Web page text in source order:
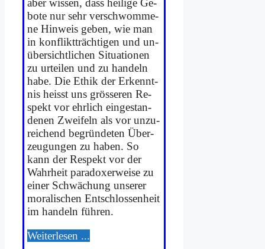
aber wis­sen, dass hei­li­ge Ge­
bo­te nur sehr ver­schwom­me­
ne Hin­weis ge­ben, wie man
in kon­flikt­träch­ti­gen und un­
über­sicht­li­chen Si­tua­tio­nen
zu ur­tei­len und zu han­deln
ha­be. Die Ethik der Er­kennt­
nis heisst uns grö­sse­ren Re­
spekt vor ehr­lich ein­ge­stan­
de­nen Zwei­feln als vor un­zu­
rei­chend be­grün­de­ten Über­
zeu­gun­gen zu ha­ben. So
kann der Re­spekt vor der
Wahr­heit pa­ra­do­xer­wei­se zu
ei­ner Schwä­chung un­se­rer
mo­ra­li­schen Ent­schlos­sen­heit
im han­deln füh­ren.
Wei­ter­le­sen ...